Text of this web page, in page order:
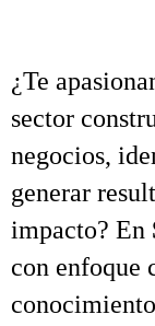
¿Te
sector
negocios,
generar
impacto? En
con enfoque